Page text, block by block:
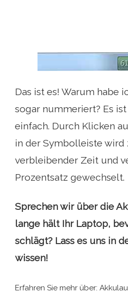
Das ist es! Warum habe
sogar nummeriert? Es
einfach. Durch Klicken
in der Symbolleiste wird
verbleibender Zeit und
Prozentsatz gewechselt.
Sprechen wir über die
lange hält Ihr Laptop,
schlägt? Lass es uns in
wissen!
Erfahren Sie mehr über: